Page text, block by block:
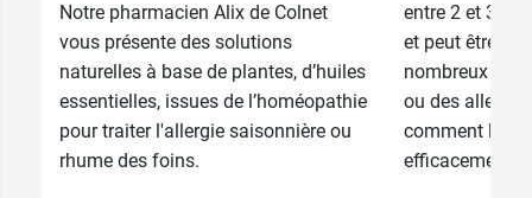
Notre pharmacien Alix de Colnet
vous présente des solutions
naturelles à base de plantes, d’huiles
essentielles, issues de l’homéopathie
pour traiter l'allergie saisonnière ou
rhume des foins.
entre 2 et 3
et peut être
nombreux
ou des
comment la
efficacement...